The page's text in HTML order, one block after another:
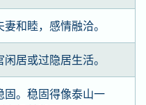
和睦，感情融洽。
居或过隐居生活。
固。稳固得像泰山一